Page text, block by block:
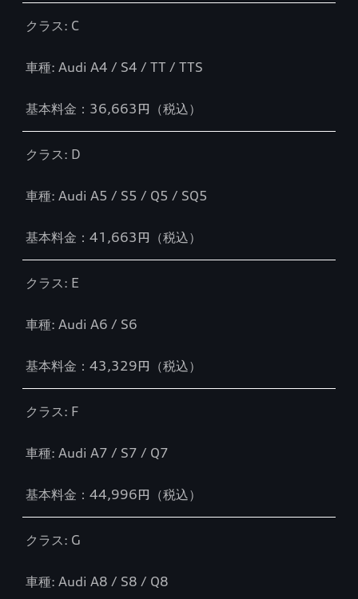
クラス: C
車種: Audi A4 / S4 / TT / TTS
基本料金：36,663円（税込）
クラス: D
車種: Audi A5 / S5 / Q5 / SQ5
基本料金：41,663円（税込）
クラス: E
車種: Audi A6 / S6
基本料金：43,329円（税込）
クラス: F
車種: Audi A7 / S7 / Q7
基本料金：44,996円（税込）
クラス: G
車種: Audi A8 / S8 / Q8